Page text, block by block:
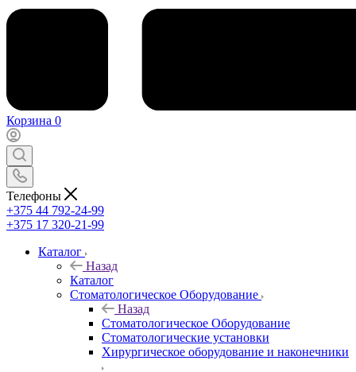
Корзина 0
Телефоны
+375 44 792-24-99
+375 17 320-21-99
Каталог
Назад
Каталог
Стоматологическое Оборудование
Назад
Стоматологическое Оборудование
Стоматологические установки
Хирургическое оборудование и наконечники